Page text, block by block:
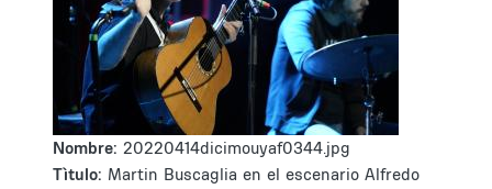
Nombre: 20220414dicimouyaf0344.jpg
Tìtulo: Martin Buscaglia en el escenario Alfredo